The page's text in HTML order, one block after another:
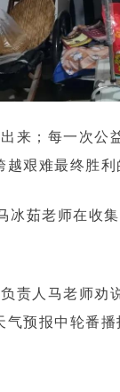
；每一次公
艰难最终胜
茹老师在收
人马老师劝
预报中轮番